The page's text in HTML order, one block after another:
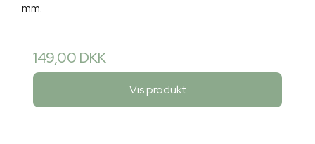
mm.
149,00 DKK
Vis produkt